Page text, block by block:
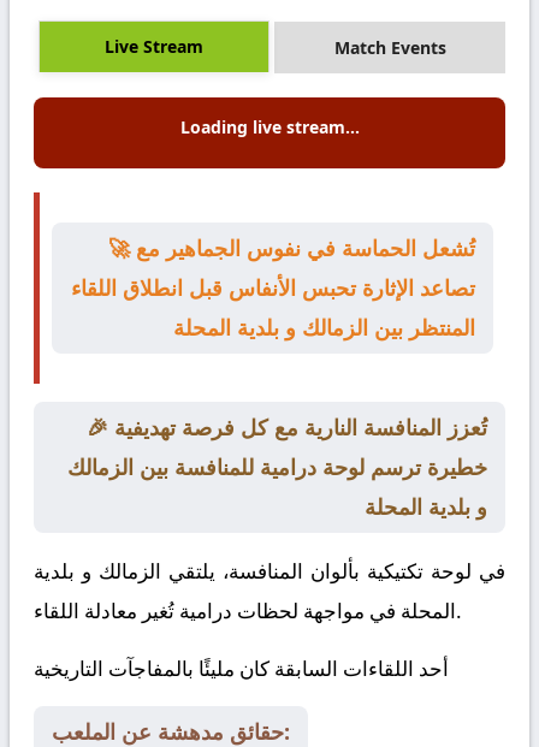
Live Stream Match Events
Loading live stream...
🚀 تُشعل الحماسة في نفوس الجماهير مع
تصاعد الإثارة تحبس الأنفاس قبل انطلاق اللقاء
المنتظر بين الزمالك و بلدية المحلة
🎉 تُعزز المنافسة النارية مع كل فرصة تهديفية
خطيرة ترسم لوحة درامية للمنافسة بين الزمالك
و بلدية المحلة
في لوحة تكتيكية بألوان المنافسة، يلتقي الزمالك و بلدية
المحلةفي مواجهة لحظات درامية تُغير معادلة اللقاء.
أحد اللقاءات السابقة كان مليئًا بالمفاجآت التاريخية
حقائق مدهشة عن الملعب: